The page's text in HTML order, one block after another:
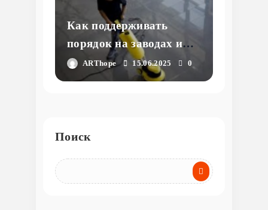
Как поддерживать
порядок на заводах и
фабриках: тонкости
уборки промышленных
ARThope 15.06.2025 0
Поиск